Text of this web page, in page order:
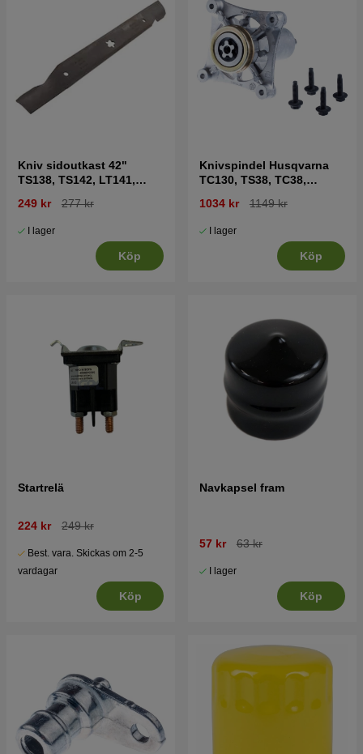
Kniv sidoutkast 42"
TS138, TS142, LT141,
249 kr 277 kr
I lager
Köp
Knivspindel Husqvarna
TC130, TS38, TC38,
1034 kr 1149 kr
I lager
Köp
Startrelä
224 kr 249 kr
Best. vara. Skickas om 2-5
vardagar
Köp
Navkapsel fram
57 kr 63 kr
I lager
Köp